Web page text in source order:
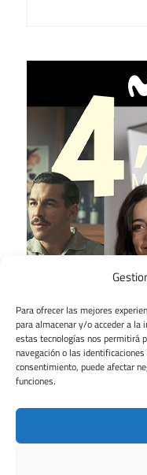
Para ofrecer las mejores
para almacenar y/o acceder a
estas tecnologías nos permitirá
navegación o las
consentimiento, puede afectar
funciones.